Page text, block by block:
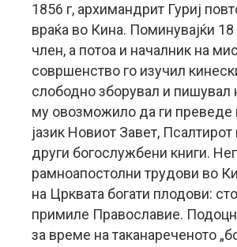
1856 г, архимандрит Гуриј
враќа во Кина. Поминувајќи 18
член, а потоа и началник на
совршенство го изучил
слободно зборувал и пишувал
му овозможило да ги преведе
јазик Новиот Завет,
други богослужбени книги.
рамноапостолни трудови во
на Црквата богати плодови:
примиле Православие.
за време на таканареченото